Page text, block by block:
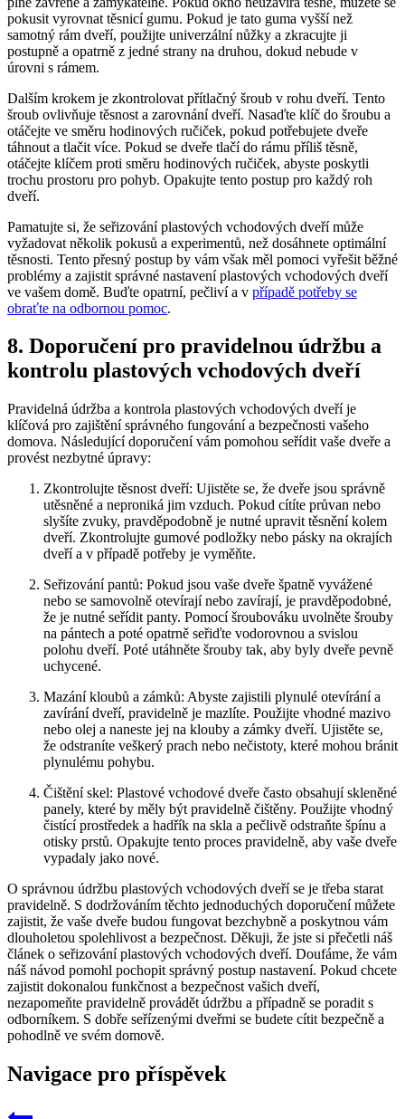
‍pokusit vyrovnat ‌těsnicí gumu. Pokud je tato guma vyšší než⁤
samotný rám dveří, použijte univerzální nůžky‌ a zkracujte ji
postupně ‌a ​opatrně‌ z jedné⁢ strany na druhou, dokud nebude⁤ v
úrovni ⁣s rámem.
Dalším krokem je zkontrolovat ⁣přítlačný šroub v rohu dveří. ‌Tento
⁢šroub ovlivňuje těsnost a zarovnání dveří.‌ Nasaďte klíč do šroubu a
otáčejte ⁣ve směru⁤ hodinových ručiček, pokud potřebujete ⁢dveře
táhnout a tlačit více. Pokud ⁢se dveře tlačí do rámu příliš těsně,
otáčejte klíčem proti směru hodinových‌ ručiček, abyste poskytli
trochu prostoru‌ pro pohyb. ‌Opakujte tento postup pro každý roh
dveří.
Pamatujte si, že seřizování plastových vchodových dveří může‍
vyžadovat několik pokusů a experimentů, ‌než⁢ dosáhnete optimální⁢
těsnosti. Tento ​přesný postup by vám však měl pomoci‌ vyřešit běžné​
problémy a‌ zajistit správné nastavení plastových vchodových dveří
⁣ve vašem domě. Buďte ​opatrní, pečliví‍ a ⁤v případě potřeby‌ se
obraťte na odbornou pomoc.
8. Doporučení pro pravidelnou údržbu‌ a⁣
kontrolu‌ plastových vchodových ‍dveří
Pravidelná‌ údržba a kontrola plastových vchodových dveří je
klíčová⁤ pro zajištění ​správného ‍fungování a ⁣bezpečnosti vašeho
domova. Následující doporučení vám pomohou seřídit vaše⁣ dveře a
provést nezbytné úpravy:
Zkontrolujte ​těsnost dveří: Ujistěte se, že dveře jsou​ správně‌
utěsněné a neproniká jim vzduch.⁢ Pokud cítíte⁢ průvan nebo
‍slyšíte⁢ zvuky,‌ pravděpodobně je nutné ⁤upravit těsnění kolem
dveří. ​Zkontrolujte gumové ⁤podložky ‍nebo pásky na⁢ okrajích
dveří a v případě potřeby je vyměňte.
Seřizování​ pantů: Pokud jsou‌ vaše dveře špatně‌ vyvážené
nebo se samovolně otevírají nebo⁢ zavírají, je ‌pravděpodobné,
že‍ je nutné seřídit panty. Pomocí šroubováku uvolněte šrouby
na pántech ​a ‍poté opatrně seřiďte vodorovnou a svislou
polohu dveří. Poté utáhněte šrouby tak, aby byly dveře ⁢pevně
uchycené.
Mazání kloubů a zámků: Abyste zajistili plynulé otevírání a
zavírání dveří, pravidelně ⁢je mazlíte. Použijte vhodné ​mazivo⁢
nebo olej a naneste jej na ‍klouby a ⁤zámky dveří.⁤ Ujistěte se,
že odstraníte veškerý ‍prach nebo nečistoty, které ⁤mohou ⁣bránit
plynulému pohybu.
Čištění ⁣skel: ​Plastové vchodové dveře často obsahují skleněné⁤
panely, ⁤které by​ měly být​ pravidelně čištěny. Použijte vhodný
čistící prostředek a ⁤hadřík ​na skla ​a​ pečlivě ⁤odstraňte špínu a
⁣otisky prstů. ​Opakujte tento proces pravidelně, aby​ vaše‌ dveře
vypadaly jako nové.
O správnou údržbu plastových vchodových dveří se je třeba starat
⁢pravidelně. ​S dodržováním​ těchto⁢ jednoduchých doporučení můžete
⁤zajistit, že vaše dveře⁢ budou fungovat bezchybně a poskytnou vám⁤
dlouholetou spolehlivost a⁣ bezpečnost. Děkuji, že⁣ jste⁣ si⁣ přečetli⁣ náš
článek o seřizování ⁢plastových vchodových ‌dveří. Doufáme, že⁣ vám
‌náš návod pomohl pochopit správný ‌postup nastavení. Pokud chcete​
zajistit dokonalou funkčnost a bezpečnost vašich dveří,⁣
nezapomeňte pravidelně ​provádět údržbu⁣ a ‍případně se poradit⁤ s
odborníkem.​ S dobře seřízenými dveřmi‍ se budete cítit⁢ bezpečně a‍
pohodlně ve svém ​domově.​
Navigace pro příspěvek